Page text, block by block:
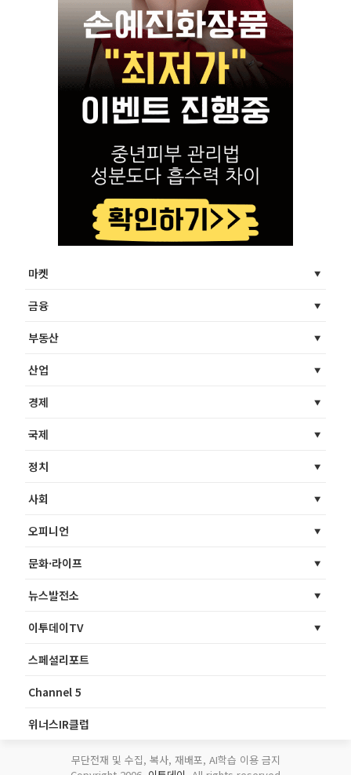
마켓
금융
부동산
산업
경제
국제
정치
사회
오피니언
문화·라이프
뉴스발전소
이투데이TV
스페셜리포트
Channel 5
위너스IR클럽
무단전재 및 수집, 복사, 재배포, AI학습 이용 금지